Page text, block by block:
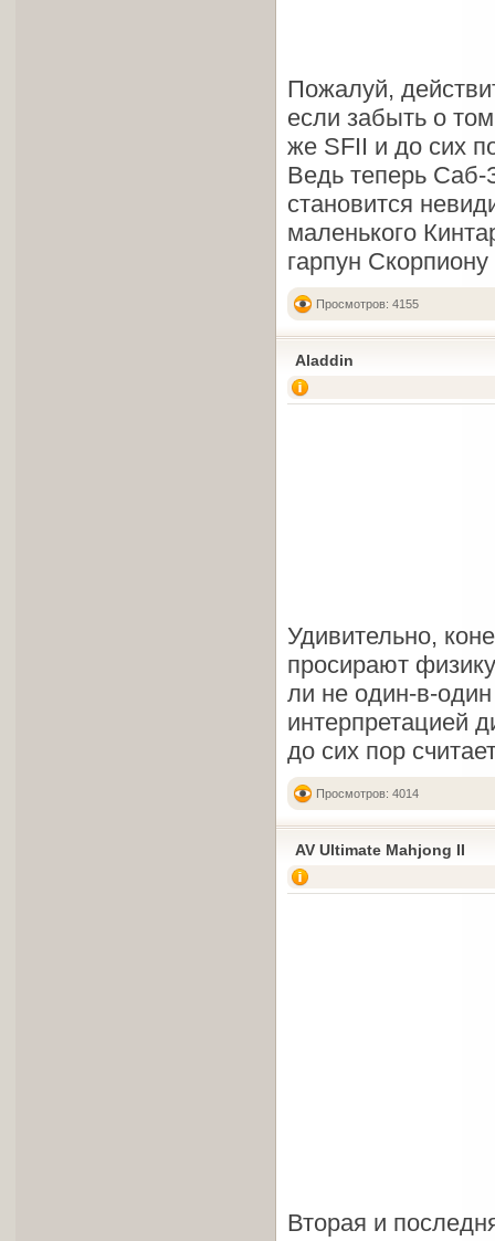
Пожалуй,
если забыть о
же SFII и до сих
Ведь теперь Саб-
становится
маленького
гарпун
Просмотров: 4155
Aladdin
Удивительно,
просирают
ли не один-в-
интерпретацией
до сих пор
Просмотров: 4014
AV Ultimate Mahjong II
Вторая и